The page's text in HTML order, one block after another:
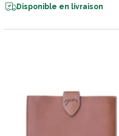
Disponible en livraison